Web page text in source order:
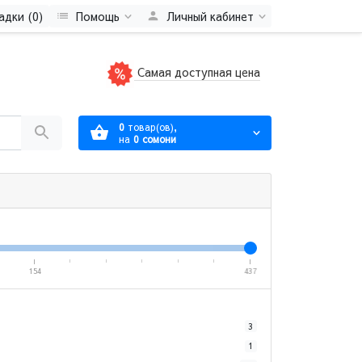
(0) Помощь Личный кабинет
Самая доступная цена
0 товар(ов),
на 0 сомони
154 437
3
1